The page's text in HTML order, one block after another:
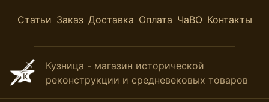
Статьи Заказ Доставка Оплата ЧаВО Контакты
Кузница - магазин исторической
реконструкции и средневековых товаров